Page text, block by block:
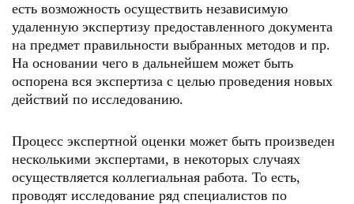
есть возможность осуществить независимую
удаленную экспертизу предоставленного документа
на предмет правильности выбранных методов и пр.
На основании чего в дальнейшем может быть
оспорена вся экспертиза с целью проведения новых
действий по исследованию.
Процесс экспертной оценки может быть произведен
несколькими экспертами, в некоторых случаях
осуществляется коллегиальная работа. То есть,
проводят исследование ряд специалистов по